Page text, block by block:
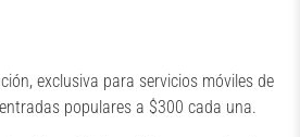
exclusiva para servicios móviles de
populares a $300 cada una.